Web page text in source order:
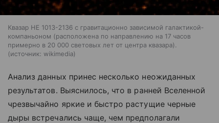
Квазар HE 1013-2136 с гравитационно зависимой галактикой-
компаньоном (расположена по направлению на 17 часов
примерно в 20 000 световых лет от центра квазара).
источник: wikimedia
Анализ данных принес несколько неожиданных
результатов. Выяснилось, что в ранней Вселенной
чрезвычайно яркие и быстро растущие черные
дыры встречались чаще, чем предполагали